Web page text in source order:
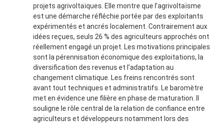
projets agrivoltaïques. Elle montre que l’agrivoltaïsme
est une démarche réfléchie portée par des exploitants
expérimentés et ancrés localement. Contrairement aux
idées reçues, seuls 26 % des agriculteurs approchés ont
réellement engagé un projet. Les motivations principales
sont la pérennisation économique des exploitations, la
diversification des revenus et l’adaptation au
changement climatique. Les freins rencontrés sont
avant tout techniques et administratifs. Le baromètre
met en évidence une filière en phase de maturation. Il
souligne le rôle central de la relation de confiance entre
agriculteurs et développeurs notamment lors des